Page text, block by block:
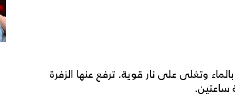
وتغلى على نار قوية. ترفع عنها الزفرة
ساعتين.